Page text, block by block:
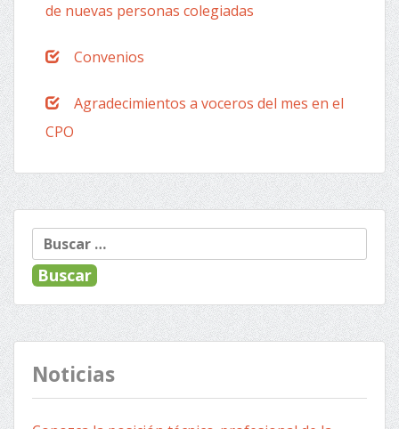
de nuevas personas colegiadas
Convenios
Agradecimientos a voceros del mes en el
CPO
Buscar:
Noticias